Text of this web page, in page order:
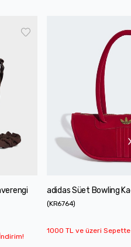
adidas Süet Bowling
(KR6764)
1000 TL ve üzeri